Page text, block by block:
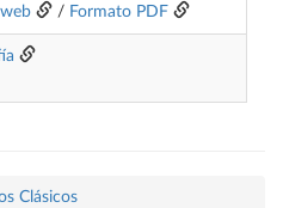
/ Formato PDF
Clásicos